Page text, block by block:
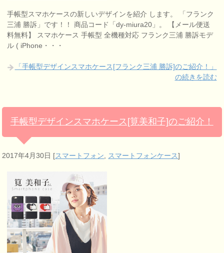
手帳型スマホケースの新しいデザインを紹介 します。 「フランク
三浦 勝訴」です！！ 商品コード「dy-miura20」。 【メール便送
料無料】 スマホケース 手帳型 全機種対応 フランク三浦 勝訴モデ
ル ( iPhone・・・
「手帳型デザインスマホケース[フランク三浦 勝訴]のご紹介！」
の続きを読む
手帳型デザインスマホケース[筧美和子]のご紹介！
2017年4月30日 [スマートフォン スマートフォンケース]